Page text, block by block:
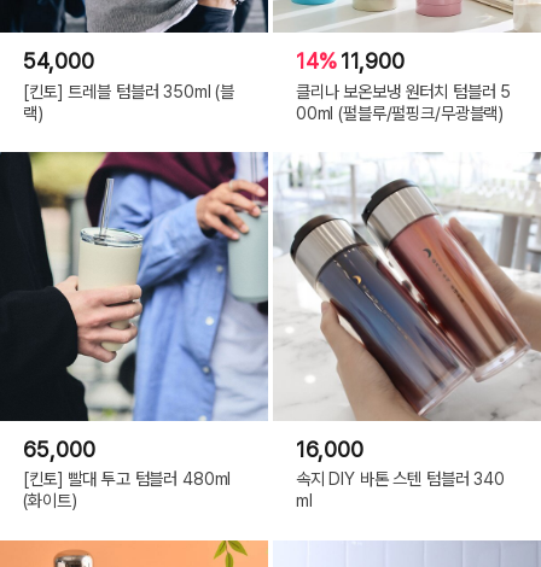
54,000
[킨토] 트레블 텀블러 350ml (블
랙)
14%11,900
클리나 보온보냉 원터치 텀블러 5
00ml (펄블루/펄핑크/무광블랙)
65,000
[킨토] 빨대 투고 텀블러 480ml
(화이트)
16,000
속지 DIY 바톤 스텐 텀블러 340
ml